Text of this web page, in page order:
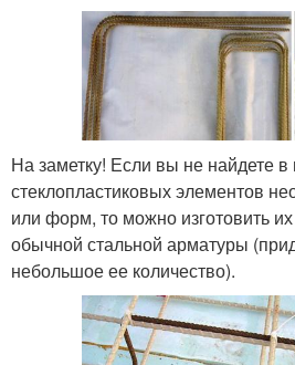
На заметку! Если вы не найдете
стеклопластиковых элементов
или форм, то можно изготовить
обычной стальной арматуры
небольшое ее количество).